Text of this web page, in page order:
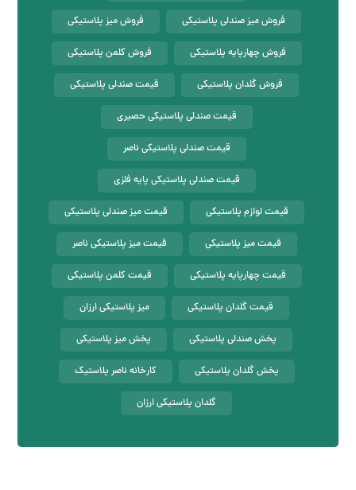
فروش میز صندلی پلاستیکی فروش میز پلاستیکی
فروش چهارپایه پلاستیکی فروش کلمن پلاستیکی
فروش گلدان پلاستیکی قیمت صندلی پلاستیکی
قیمت صندلی پلاستیکی حصیری
قیمت صندلی پلاستیکی ناصر
قیمت صندلی پلاستیکی پایه فلزی
قیمت لوازم پلاستیکی قیمت میز صندلی پلاستیکی
قیمت میز پلاستیکی قیمت میز پلاستیکی ناصر
قیمت چهارپایه پلاستیکی قیمت کلمن پلاستیکی
قیمت گلدان پلاستیکی میز پلاستیکی ارزان
پخش صندلی پلاستیکی پخش میز پلاستیکی
پخش گلدان پلاستیکی کارخانه ناصر پلاستیک
گلدان پلاستیکی ارزان